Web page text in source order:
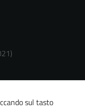
sul tasto
il
e non